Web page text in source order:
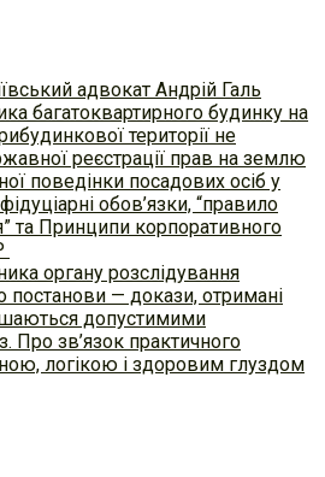
адвокат Андрій Галь
багатоквартирного будинку на
території не
реєстрації прав на землю
поведінки посадових осіб у
обов’язки, “правило
та Принципи корпоративного
органу розслідування
постанови — докази, отримані
допустимими
Про зв’язок практичного
логікою і здоровим глуздом